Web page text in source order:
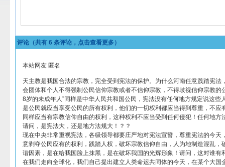
评论（共有 6 条评论，点击查看更多）
本站网友 匿名
天主教是我国合法的宗教，完全受到宪法的保护。为什么河南任意践踏宪法
会团体和个人不得强制公民信仰宗教或者不信仰宗教，不得歧视信仰宗教的
8岁的未成年人”同样是中华人民共和国公民，宪法没有任何地方规定说这些
是公民就应当享受公民的所有权利，他们的一切权利都应当得到尊重，不应
同样应当有宗教信仰自由的权利，这种权利不应当受到任何侵犯！任何地方
请问，是宪法大，还是地方法规大！？？
现在中央非常重视宪法，各级领导都要庄严地对宪法宣誓，尊重宪法的今天
意剥夺公民应有的权利，践踏人权，破坏宗教信仰自由，人为地制造混乱，
谐因素，是在给我国脸上抹黑，是在破坏我国的光辉形象！请问，这对谁有
在我们走向全球化，我们自己提出建立人类命运共同体的今天，在某个大国